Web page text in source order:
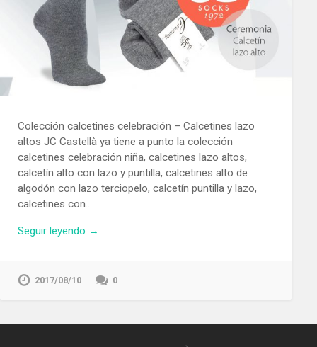
Colección calcetines celebración – Calcetines lazo
altos JC Castellà ya tiene a punto la colección
calcetines celebración niña, calcetines lazo altos,
calcetín alto con lazo y puntilla, calcetines alto de
algodón con lazo terciopelo, calcetín puntilla y lazo,
calcetines con…
Seguir leyendo →
2017/08/10 0